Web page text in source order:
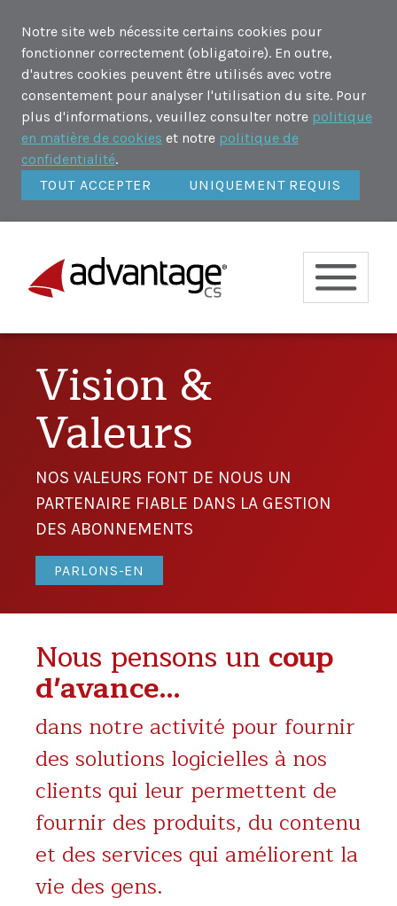
Notre site web nécessite certains cookies pour
fonctionner correctement (obligatoire). En outre,
d'autres cookies peuvent être utilisés avec votre
consentement pour analyser l'utilisation du site. Pour
plus d'informations, veuillez consulter notre politique
en matière de cookies et notre politique de
confidentialité.
TOUT ACCEPTER
UNIQUEMENT REQUIS
Vision &
Valeurs
NOS VALEURS FONT DE NOUS UN
PARTENAIRE FIABLE DANS LA GESTION
DES ABONNEMENTS
PARLONS-EN
Nous pensons un coup
d'avance…
dans notre activité pour fournir
des solutions logicielles à nos
clients qui leur permettent de
fournir des produits, du contenu
et des services qui améliorent la
vie des gens.